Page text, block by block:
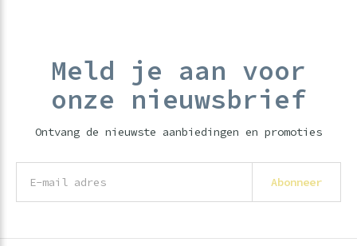
Meld je aan voor
onze nieuwsbrief
Ontvang de nieuwste aanbiedingen en promoties
Abonneer